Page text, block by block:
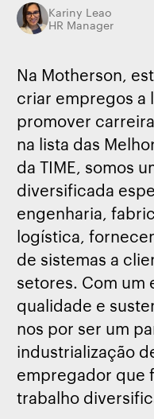
Kariny Leao
HR Manager
Na Motherson,
criar empregos a
promover
na lista das
da TIME, somos
diversificada
engenharia,
logística,
de sistemas a
setores. Com um
qualidade e
nos por ser um
industrialização
empregador que
trabalho